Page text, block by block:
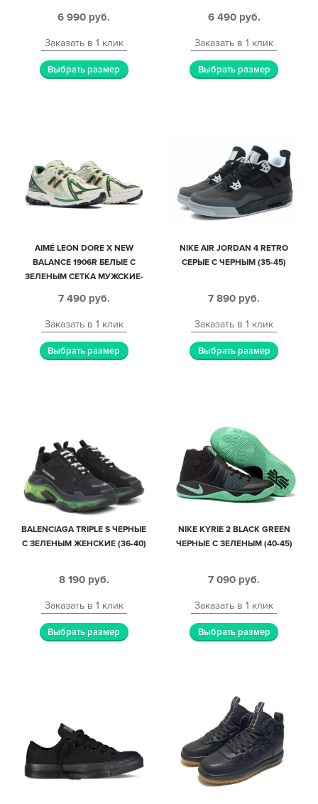
6 990 руб.
Заказать в 1 клик
Выбрать размер
6 490 руб.
Заказать в 1 клик
Выбрать размер
AIMÉ LEON DORE X NEW
BALANCE 1906R БЕЛЫЕ С
ЗЕЛЕНЫМ СЕТКА МУЖСКИЕ-
7 490 руб.
Заказать в 1 клик
Выбрать размер
NIKE AIR JORDAN 4 RETRO
СЕРЫЕ С ЧЕРНЫМ (35-45)
7 890 руб.
Заказать в 1 клик
Выбрать размер
BALENCIAGA TRIPLE S ЧЕРНЫЕ
С ЗЕЛЕНЫМ ЖЕНСКИЕ (36-40)
8 190 руб.
Заказать в 1 клик
Выбрать размер
NIKE KYRIE 2 BLACK GREEN
ЧЕРНЫЕ С ЗЕЛЕНЫМ (40-45)
7 090 руб.
Заказать в 1 клик
Выбрать размер